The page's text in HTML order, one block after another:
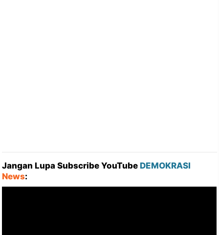
Jangan Lupa Subscribe YouTube DEMOKRASI
News: